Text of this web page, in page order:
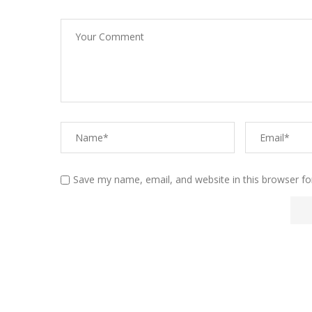
Save my name, email, and website in this browser